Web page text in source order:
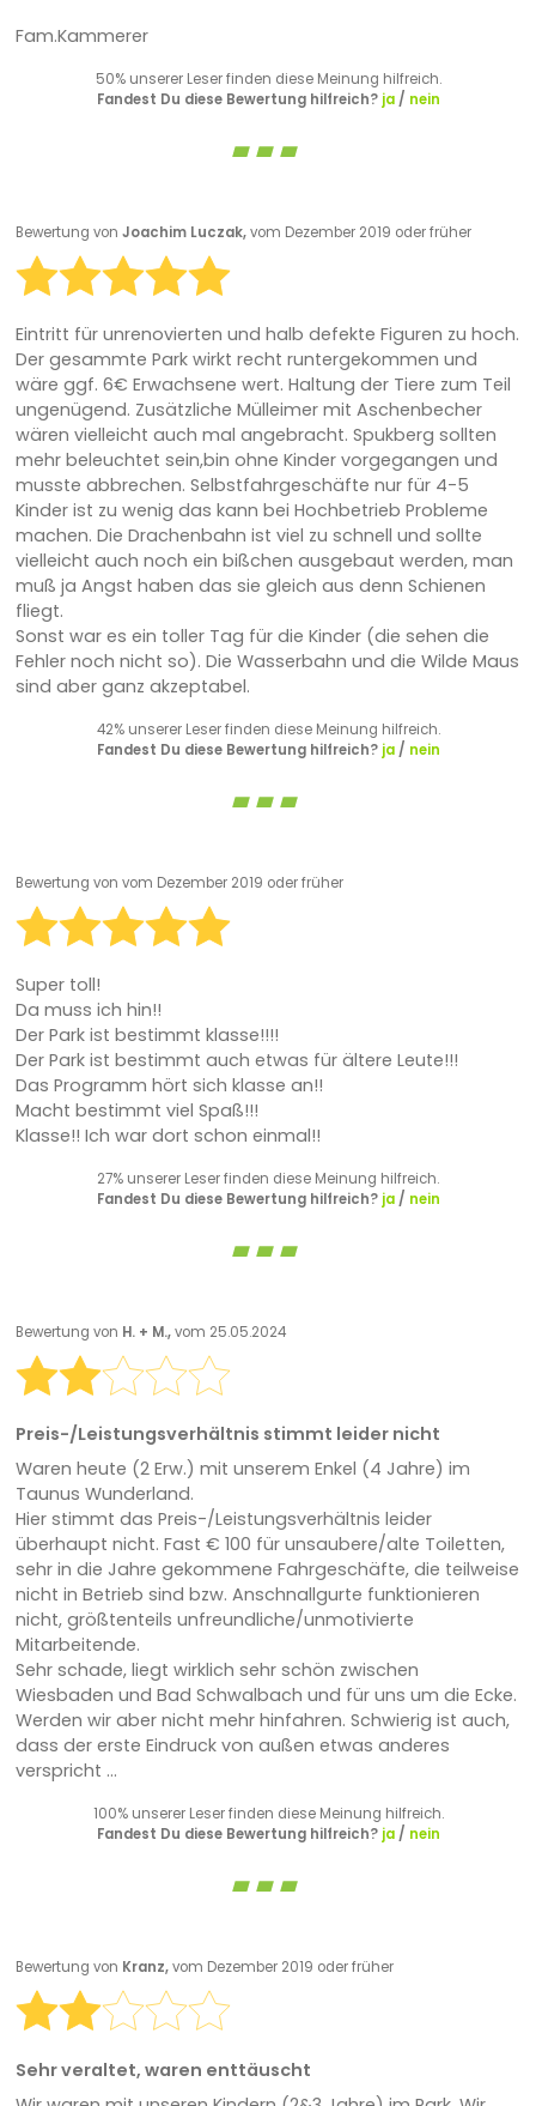
Fam.Kammerer
50% unserer Leser finden diese Meinung hilfreich.
Fandest Du diese Bewertung hilfreich? ja/ nein
Bewertung von Joachim Luczak,vom Dezember 2019 oder früher
Eintritt für unrenovierten und halb defekte Figuren zu hoch.
Der gesammte Park wirkt recht runtergekommen und
wäre ggf. 6€ Erwachsene wert. Haltung der Tiere zum Teil
ungenügend. Zusätzliche Mülleimer mit Aschenbecher
wären vielleicht auch mal angebracht. Spukberg sollten
mehr beleuchtet sein,bin ohne Kinder vorgegangen und
musste abbrechen. Selbstfahrgeschäfte nur für 4-5
Kinder ist zu wenig das kann bei Hochbetrieb Probleme
machen. Die Drachenbahn ist viel zu schnell und sollte
vielleicht auch noch ein bißchen ausgebaut werden, man
muß ja Angst haben das sie gleich aus denn Schienen
fliegt.
Sonst war es ein toller Tag für die Kinder (die sehen die
Fehler noch nicht so). Die Wasserbahn und die Wilde Maus
sind aber ganz akzeptabel.
42% unserer Leser finden diese Meinung hilfreich.
Fandest Du diese Bewertung hilfreich? ja/ nein
Bewertung von vom Dezember 2019 oder früher
Super toll!
Da muss ich hin!!
Der Park ist bestimmt klasse!!!!
Der Park ist bestimmt auch etwas für ältere Leute!!!
Das Programm hört sich klasse an!!
Macht bestimmt viel Spaß!!!
Klasse!! Ich war dort schon einmal!!
27% unserer Leser finden diese Meinung hilfreich.
Fandest Du diese Bewertung hilfreich? ja/ nein
Bewertung von H. + M.,vom 25.05.2024
Preis-/Leistungsverhältnis stimmt leider nicht
Waren heute (2 Erw.) mit unserem Enkel (4 Jahre) im
Taunus Wunderland.
Hier stimmt das Preis-/Leistungsverhältnis leider
überhaupt nicht. Fast € 100 für unsaubere/alte Toiletten,
sehr in die Jahre gekommene Fahrgeschäfte, die teilweise
nicht in Betrieb sind bzw. Anschnallgurte funktionieren
nicht, größtenteils unfreundliche/unmotivierte
Mitarbeitende.
Sehr schade, liegt wirklich sehr schön zwischen
Wiesbaden und Bad Schwalbach und für uns um die Ecke.
Werden wir aber nicht mehr hinfahren. Schwierig ist auch,
dass der erste Eindruck von außen etwas anderes
verspricht ...
100% unserer Leser finden diese Meinung hilfreich.
Fandest Du diese Bewertung hilfreich? ja/ nein
Bewertung von Kranz,vom Dezember 2019 oder früher
Sehr veraltet, waren enttäuscht